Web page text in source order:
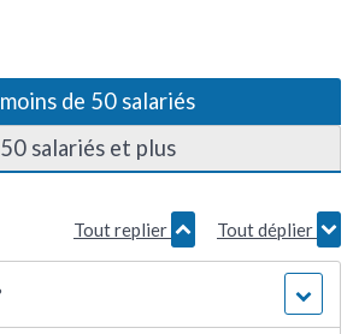
de 50 salariés
salariés et plus
Tout replier Tout déplier